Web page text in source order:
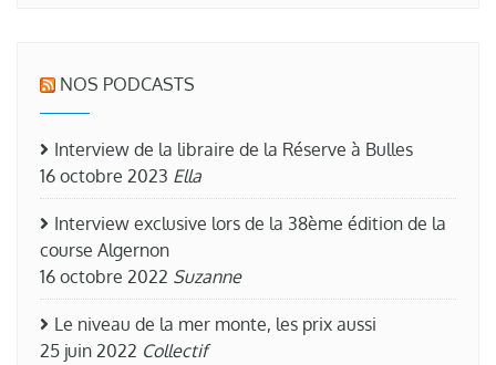
NOS PODCASTS
Interview de la libraire de la Réserve à Bulles
16 octobre 2023 Ella
Interview exclusive lors de la 38ème édition de la
course Algernon
16 octobre 2022 Suzanne
Le niveau de la mer monte, les prix aussi
25 juin 2022 Collectif